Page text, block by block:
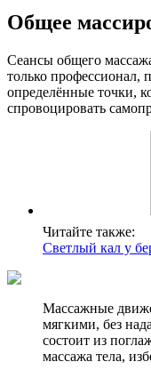
Общее
Сеансы общего
только профессионал,
определённые точки,
спровоцировать
Читайте также:
Светлый кал у
Массажные
мягкими, без
состоит из
массажа тела,